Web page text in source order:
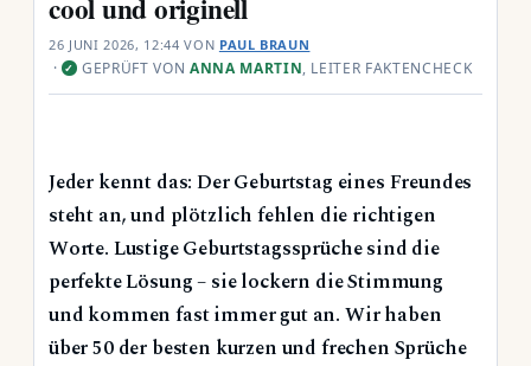
cool und originell
26 JUNI 2026, 12:44 VON PAUL BRAUN
· ✓ GEPRÜFT VON ANNA MARTIN, LEITER FAKTENCHECK
Jeder kennt das: Der Geburtstag eines Freundes
steht an, und plötzlich fehlen die richtigen
Worte. Lustige Geburtstagssprüche sind die
perfekte Lösung – sie lockern die Stimmung
und kommen fast immer gut an. Wir haben
über 50 der besten kurzen und frechen Sprüche